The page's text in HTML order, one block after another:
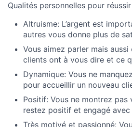
Qualités personnelles pour
Altruisme: L’argent est
autres vous donne plus de
Vous aimez parler mais aussi
clients ont à vous dire et ce
Dynamique: Vous ne
pour accueillir un nouveau
Positif: Vous ne montrez pas
restez positif et engagé
Très motivé et passionné: